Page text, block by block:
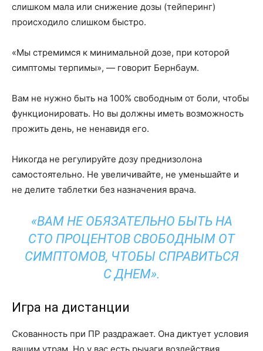
слишком мала или снижение дозы (тейперинг)
происходило слишком быстро.
«Мы стремимся к минимальной дозе, при которой
симптомы терпимы», — говорит Бернбаум.
Вам не нужно быть на 100% свободным от боли, чтобы
функционировать. Но вы должны иметь возможность
прожить день, не ненавидя его.
Никогда не регулируйте дозу преднизолона
самостоятельно. Не увеличивайте, не уменьшайте и
не делите таблетки без назначения врача.
«ВАМ НЕ ОБЯЗАТЕЛЬНО БЫТЬ НА
СТО ПРОЦЕНТОВ СВОБОДНЫМ ОТ
СИМПТОМОВ, ЧТОБЫ СПРАВИТЬСЯ
С ДНЕМ».
Игра на дистанции
Скованность при ПР раздражает. Она диктует условия